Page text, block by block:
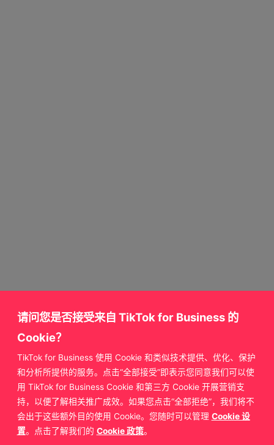
获取更多来自
TikTok for Business 的支持
联系我们
请问您是否接受来自 TikTok for Business 的
Cookie？
TikTok for Business 使用 Cookie 和类似技术提供、优化、保护
和分析所提供的服务。点击“全部接受”即表示您同意我们可以使
用 TikTok for Business Cookie 和第三方 Cookie 开展营销支
持，以便了解相关推广成效。如果您点击“全部拒绝”，我们将不
会出于这些额外目的使用 Cookie。您随时可以管理 Cookie 设
置。点击了解我们的 Cookie 政策。